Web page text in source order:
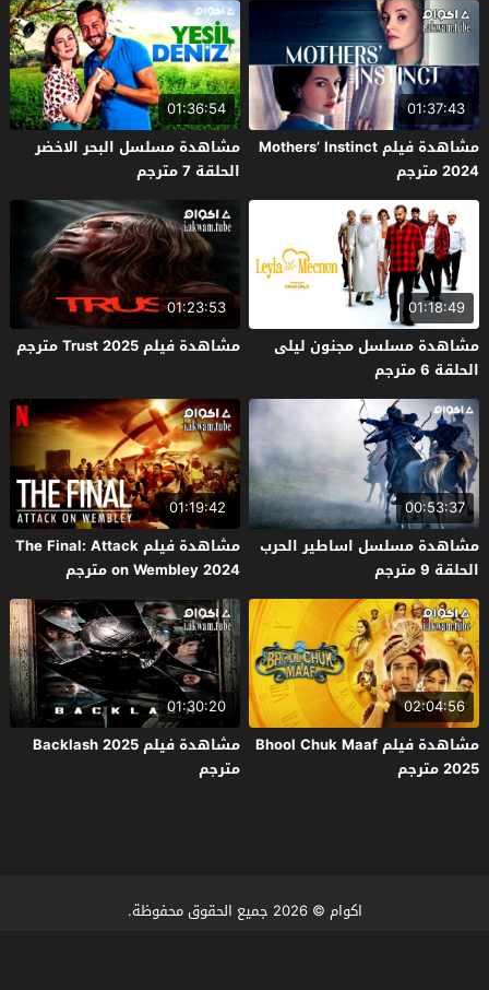
01:37:43
مشاهدة فيلم Mothers’ Instinct
2024 مترجم
01:36:54
مشاهدة مسلسل البحر الاخضر
الحلقة 7 مترجم
01:18:49
مشاهدة مسلسل مجنون ليلى
الحلقة 6 مترجم
01:23:53
مشاهدة فيلم Trust 2025 مترجم
00:53:37
مشاهدة مسلسل اساطير الحرب
الحلقة 9 مترجم
01:19:42
مشاهدة فيلم The Final: Attack
on Wembley 2024 مترجم
02:04:56
مشاهدة فيلم Bhool Chuk Maaf
2025 مترجم
01:30:20
مشاهدة فيلم Backlash 2025
مترجم
اكوام © 2026 جميع الحقوق محفوظة.